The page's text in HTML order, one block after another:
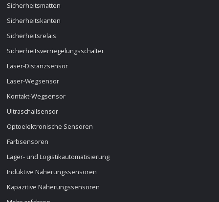
Sicherheitsmatten
Sicherheitskanten
Sicherheitsrelais
Sicherheitsverriegelungsschalter
Laser-Distanzsensor
Laser-Wegsensor
Kontakt-Wegsensor
Ultraschallsensor
Optoelektronische Sensoren
Farbsensoren
Lager- und Logistikautomatisierung
Induktive Näherungssensoren
Kapazitive Näherungssensoren